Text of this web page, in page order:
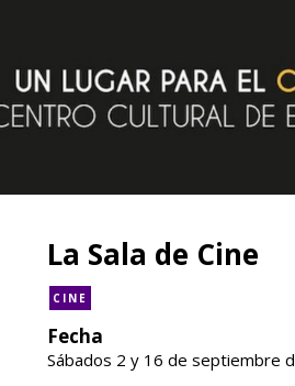
La Sala de Cine
CINE
Fecha
Sábados 2 y 16 de septiembre